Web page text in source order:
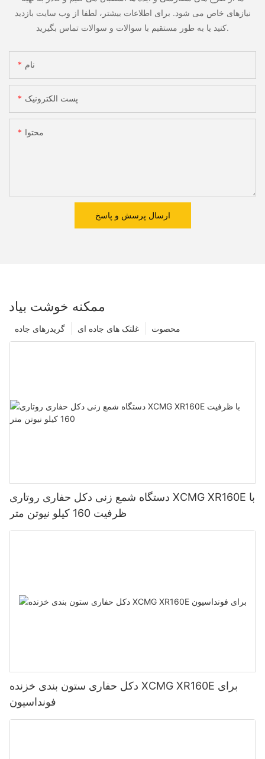
نیازهای خاص می شود. برای اطلاعات بیشتر، لطفا از وب سایت بازدید
کنید یا به طور مستقیم با سوالات و سوالات تماس بگیرید.
نام
پست الکترونیک
محتوا
ارسال پرسش و پاسخ
ممکنه خوشت بیاد
محصوت غلتک های جاده ای گریدرهای جاده
دستگاه شمع زنی دکل حفاری روتاری XCMG XR160E با
ظرفیت 160 کیلو نیوتن متر
دکل حفاری ستون بندی خزنده XCMG XR160E برای
فونداسیون